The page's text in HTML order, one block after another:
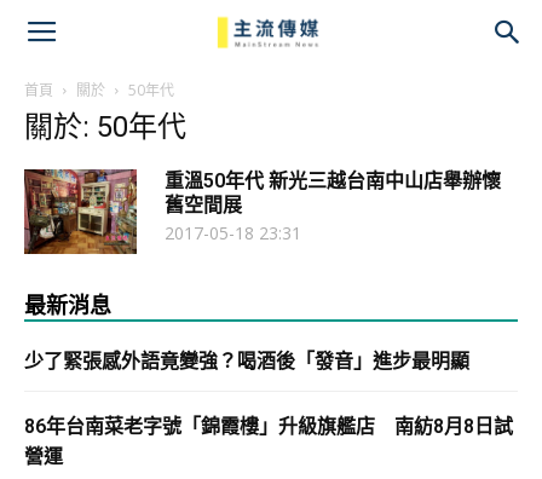
首頁 關於 50年代
關於: 50年代
重溫50年代 新光三越台南中山店舉辦懷
舊空間展
2017-05-18 23:31
最新消息
少了緊張感外語竟變強？喝酒後「發音」進步最明顯
86年台南菜老字號「錦霞樓」升級旗艦店 南紡8月8日試
營運